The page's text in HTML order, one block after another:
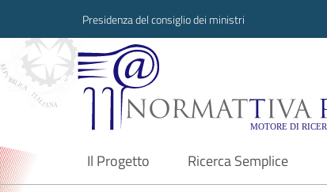
Presidenza del consiglio dei ministri
Normattiva
Il Progetto
current Ricerca Semplice